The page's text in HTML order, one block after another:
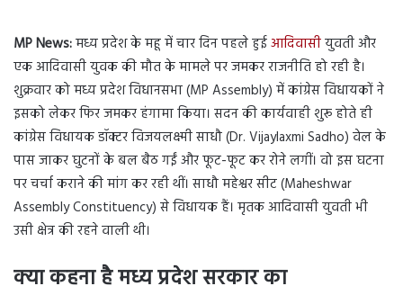
MP News:मध्य प्रदेश के महू में चार दिन पहले हुईआदिवासीयुवती और
एक आदिवासी युवक की मौत के मामले पर जमकर राजनीति हो रही है।
शुक्रवार को मध्य प्रदेश विधानसभा (MP Assembly) में कांग्रेस विधायकों ने
इसको लेकर फिर जमकर हंगामा किया। सदन की कार्यवाही शुरू होते ही
कांग्रेस विधायक डॉक्टर विजयलक्ष्मी साधौ (Dr. Vijaylaxmi Sadho) वेल के
पास जाकर घुटनों के बल बैठ गईं और फूट-फूट कर रोने लगीं। वो इस घटना
पर चर्चा कराने की मांग कर रही थीं। साधौ महेश्वर सीट (Maheshwar
Assembly Constituency) से विधायक हैं। मृतक आदिवासी युवती भी
उसी क्षेत्र की रहने वाली थी।
क्या कहना है मध्य प्रदेश सरकार का